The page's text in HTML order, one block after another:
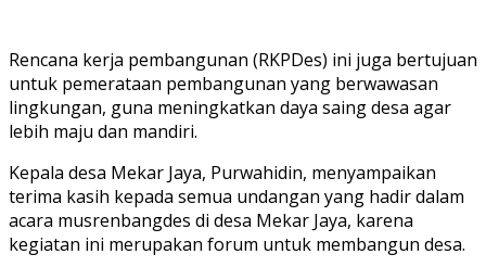
Rencana kerja pembangunan (RKPDes) ini juga bertujuan
untuk pemerataan pembangunan yang berwawasan
lingkungan, guna meningkatkan daya saing desa agar
lebih maju dan mandiri.
Kepala desa Mekar Jaya, Purwahidin, menyampaikan
terima kasih kepada semua undangan yang hadir dalam
acara musrenbangdes di desa Mekar Jaya, karena
kegiatan ini merupakan forum untuk membangun desa.